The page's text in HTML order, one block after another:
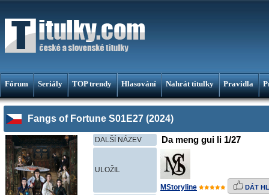
Fórum Seriály TOP trendy Hlasování Nahrát titulky Pravidla
Fangs of Fortune S01E27 (2024)
DALŠÍ NÁZEV Da meng gui li 1/27
ULOŽIL
MStoryline DÁT